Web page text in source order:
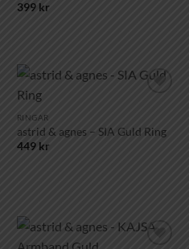
399 kr
RINGAR
astrid & agnes – SIA Guld Ring
449 kr